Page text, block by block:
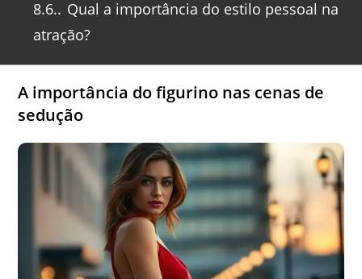
8.6. Qual a importância do estilo pessoal na
atração?
A importância do figurino nas cenas de
sedução